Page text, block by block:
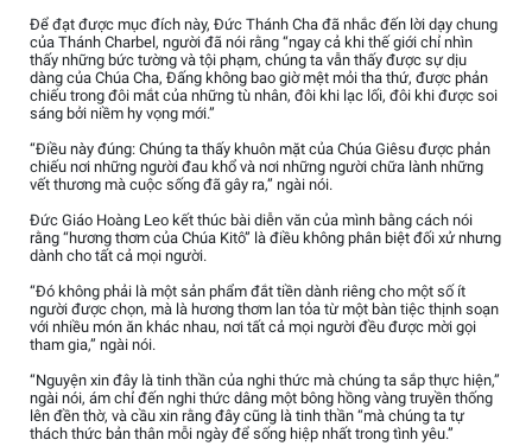
Để đạt được mục đích này, Đức Thánh Cha đã nhắc đến lời dạy chung
của Thánh Charbel, người đã nói rằng “ngay cả khi thế giới chỉ nhìn
thấy những bức tường và tội phạm, chúng ta vẫn thấy được sự dịu
dàng của Chúa Cha, Đấng không bao giờ mệt mỏi tha thứ, được phản
chiếu trong đôi mắt của những tù nhân, đôi khi lạc lối, đôi khi được soi
sáng bởi niềm hy vọng mới.”
“Điều này đúng: Chúng ta thấy khuôn mặt của Chúa Giêsu được phản
chiếu nơi những người đau khổ và nơi những người chữa lành những
vết thương mà cuộc sống đã gây ra,” ngài nói.
Đức Giáo Hoàng Leo kết thúc bài diễn văn của mình bằng cách nói
rằng “hương thơm của Chúa Kitô” là điều không phân biệt đối xử nhưng
dành cho tất cả mọi người.
“Đó không phải là một sản phẩm đắt tiền dành riêng cho một số ít
người được chọn, mà là hương thơm lan tỏa từ một bàn tiệc thịnh soạn
với nhiều món ăn khác nhau, nơi tất cả mọi người đều được mời gọi
tham gia,” ngài nói.
“Nguyện xin đây là tinh thần của nghi thức mà chúng ta sắp thực hiện,”
ngài nói, ám chỉ đến nghi thức dâng một bông hồng vàng truyền thống
lên đền thờ, và cầu xin rằng đây cũng là tinh thần “mà chúng ta tự
thách thức bản thân mỗi ngày để sống hiệp nhất trong tình yêu.”